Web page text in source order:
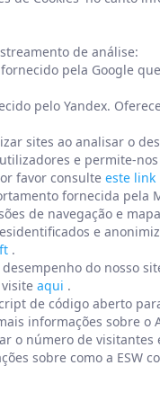
de análise:
pela Google
pelo Yandex.
sites ao analisar o
e permite-
favor consulte este link
fornecida
de navegação e
e
.
do nosso
aqui .
de código aberto
informações sobre o
o número de
sobre como a ESW